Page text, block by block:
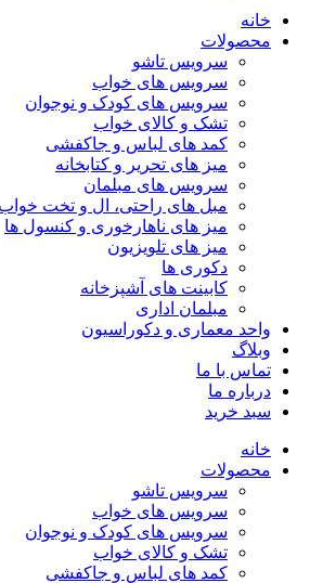
خانه
محصولات
سرویس تاشو
سرویس های خواب
سرویس های کودک و نوجوان
تشک و کالای خواب
کمد های لباس و جاکفشی
میز های تحریر و کتابخانه
سرویس های مبلمان
مبل های راحتی، ال و تخت
میز های ناهارخوری و کنسول ها
میز های تلویزیون
دکوری ها
کابینت های آشپزخانه
مبلمان اداری
واحد معماری و دکوراسیون
وبلاگ
تماس با ما
درباره ما
سبد خرید
خانه
محصولات
سرویس تاشو
سرویس های خواب
سرویس های کودک و نوجوان
تشک و کالای خواب
کمد های لباس و جاکفشی